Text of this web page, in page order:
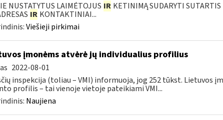
NUSTATYTUS LAIMĖTOJUS IR KETINIMĄ SUDARYTI
IR KONTAKTINIAI...
Viešieji pirkimai
įmonėms atvėrė jų individualius profilius
2022-08-01
inspekcija (toliau – VMI) informuoja, jog 252 tūkst. Lietuvos
profilis – tai vienoje vietoje pateikiami VMI...
Naujiena